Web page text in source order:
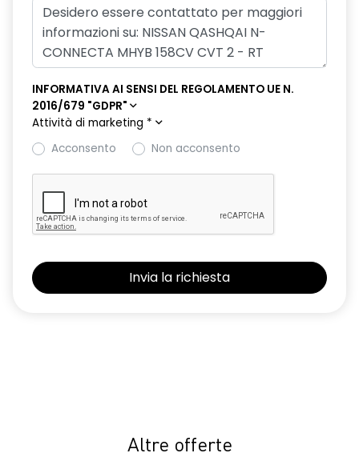
INFORMATIVA AI SENSI DEL REGOLAMENTO UE N.
2016/679 "GDPR"
Attività di marketing *
Acconsento
Non acconsento
Altre offerte